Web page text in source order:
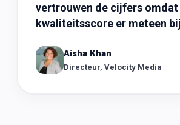
vertrouwen de cijfers omdat
kwaliteitsscore er meteen
Aisha Khan
Directeur, Velocity Media